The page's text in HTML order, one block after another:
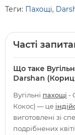
Теги: Пахощі,
Часті
Що таке
Darshan
Вугільні пахощі -
Кокос) — це
виготовлені зі
подрібнених